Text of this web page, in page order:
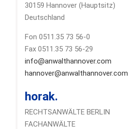
30159 Hannover (Hauptsitz)
Deutschland
Fon 0511.35 73 56-0
Fax 0511.35 73 56-29
info@anwalthannover.com
hannover@anwalthannover.com
horak.
RECHTSANWÄLTE BERLIN
FACHANWÄLTE